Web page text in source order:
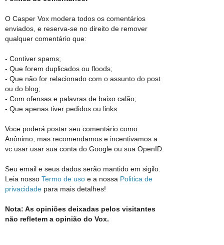
O Casper Vox modera todos os comentários
enviados, e reserva-se no direito de remover
qualquer comentário que:
- Contiver spams;
- Que forem duplicados ou floods;
- Que não for relacionado com o assunto do post
ou do blog;
- Com ofensas e palavras de baixo calão;
- Que apenas tiver pedidos ou links
Voce poderá postar seu comentário como
Anônimo, mas recomendamos e incentivamos a
vc usar usar sua conta do Google ou sua OpenID.
Seu email e seus dados serão mantido em sigilo.
Leia nosso Termo de uso e a nossa Politica de
privacidade para mais detalhes!
Nota: As opiniões deixadas pelos visitantes
não refletem a opinião do Vox.